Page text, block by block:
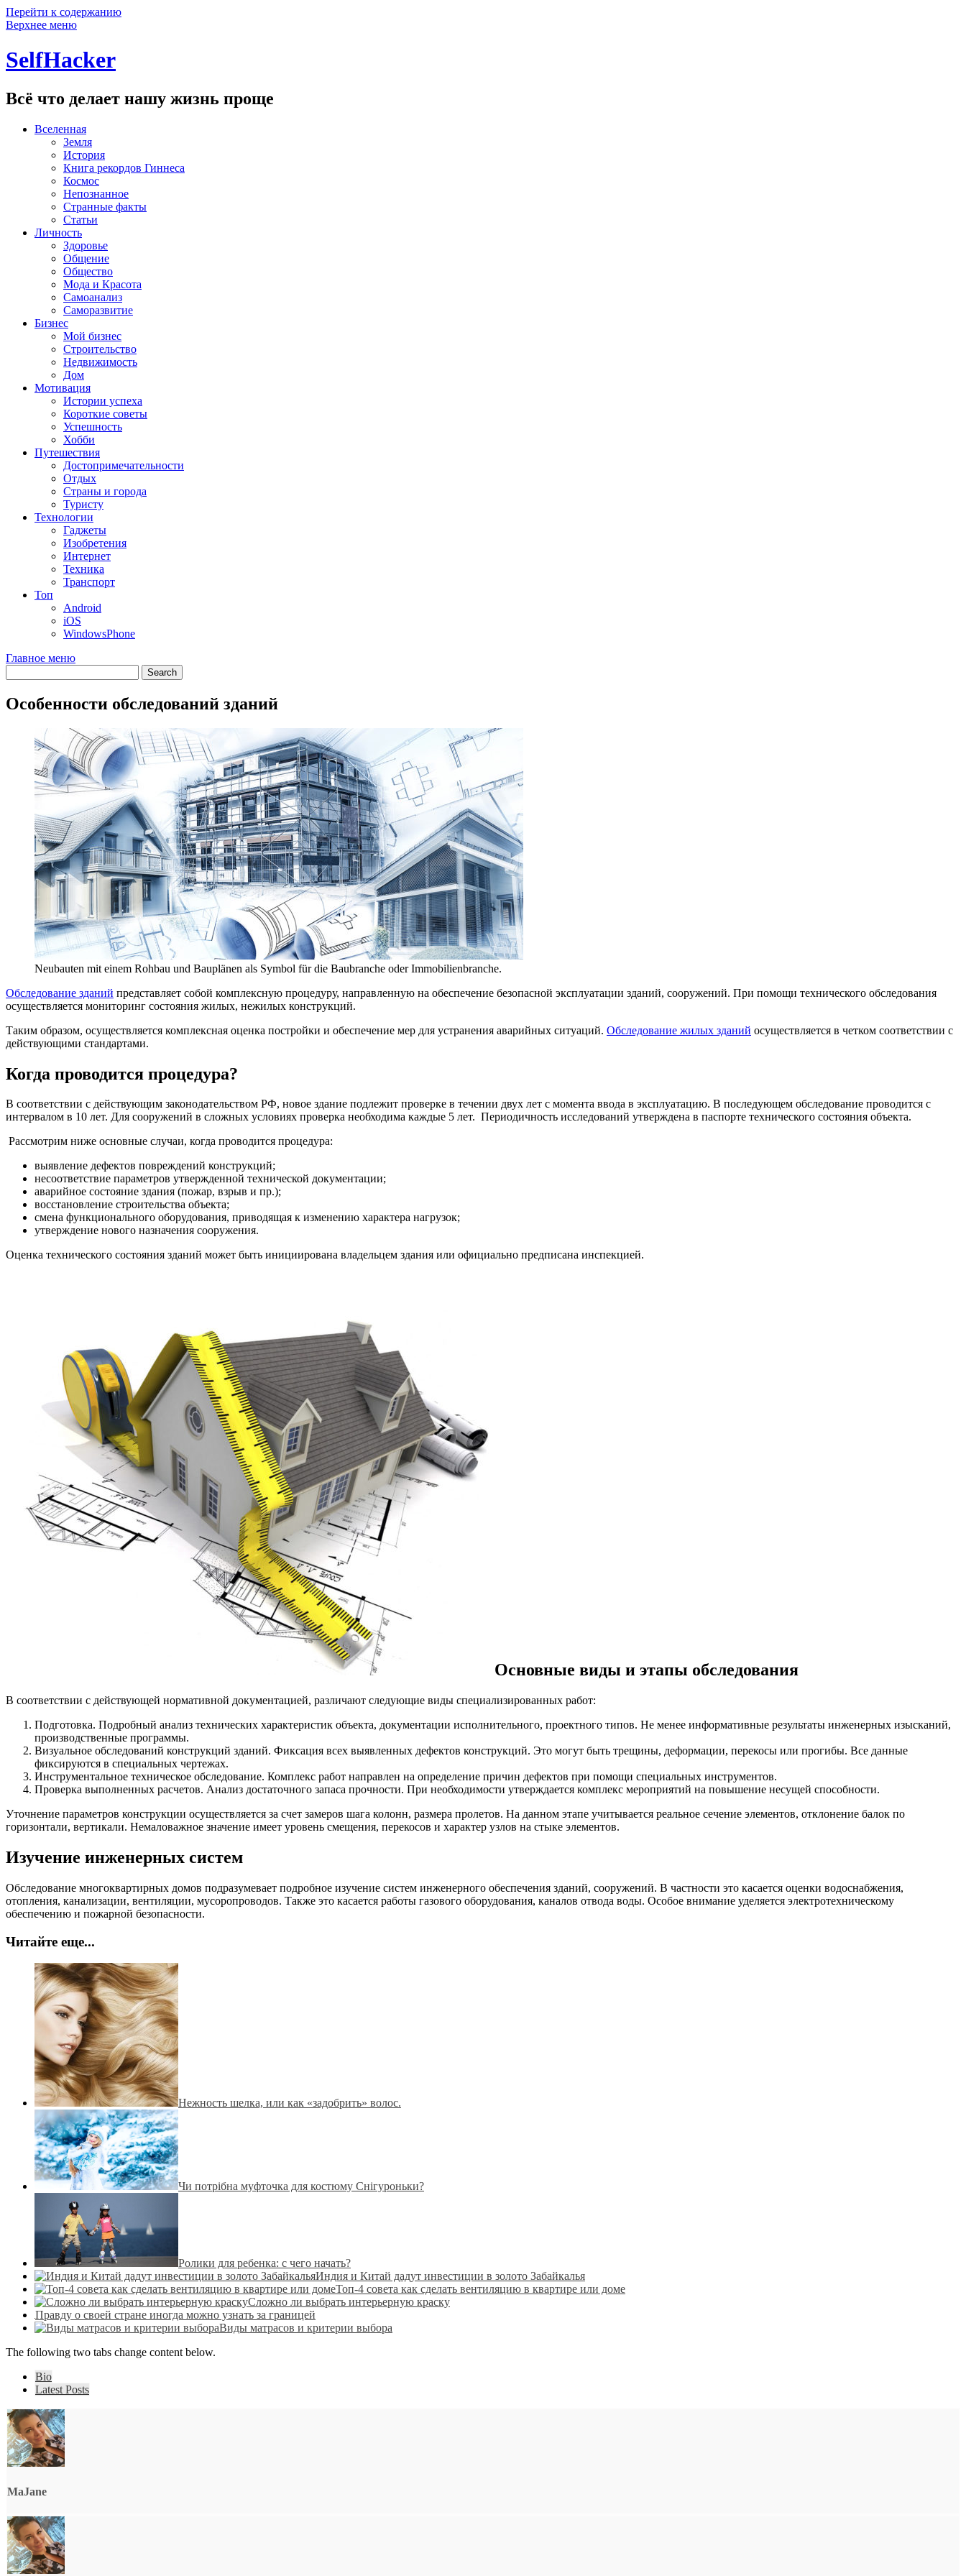
Перейти к содержанию
Верхнее меню
SelfHacker
Всё что делает нашу жизнь проще
Вселенная
Земля
История
Книга рекордов Гиннеса
Космос
Непознанное
Странные факты
Статьи
Личность
Здоровье
Общение
Общество
Мода и Красота
Самоанализ
Саморазвитие
Бизнес
Мой бизнес
Строительство
Недвижимость
Дом
Мотивация
Истории успеха
Короткие советы
Успешность
Хобби
Путешествия
Достопримечательности
Отдых
Страны и города
Туристу
Технологии
Гаджеты
Изобретения
Интернет
Техника
Транспорт
Топ
Android
iOS
WindowsPhone
Главное меню
Особенности обследований зданий
Neubauten mit einem Rohbau und Bauplänen als Symbol für die Baubranche oder Immobilienbranche.
Обследование зданий представляет собой комплексную процедуру, направленную на обеспечение безопасной эксплуатации зданий, сооружений. При помощи технического обследования
осуществляется мониторинг состояния жилых, нежилых конструкций.
Таким образом, осуществляется комплексная оценка постройки и обеспечение мер для устранения аварийных ситуаций. Обследование жилых зданий осуществляется в четком соответствии с
действующими стандартами.
Когда проводится процедура?
В соответствии с действующим законодательством РФ, новое здание подлежит проверке в течении двух лет с момента ввода в эксплуатацию. В последующем обследование проводится с
интервалом в 10 лет. Для сооружений в сложных условиях проверка необходима каждые 5 лет. Периодичность исследований утверждена в паспорте технического состояния объекта.
Рассмотрим ниже основные случаи, когда проводится процедура:
выявление дефектов повреждений конструкций;
несоответствие параметров утвержденной технической документации;
аварийное состояние здания (пожар, взрыв и пр.);
восстановление строительства объекта;
смена функционального оборудования, приводящая к изменению характера нагрузок;
утверждение нового назначения сооружения.
Оценка технического состояния зданий может быть инициирована владельцем здания или официально предписана инспекцией.
Основные виды и этапы обследования
В соответствии с действующей нормативной документацией, различают следующие виды специализированных работ:
Подготовка. Подробный анализ технических характеристик объекта, документации исполнительного, проектного типов. Не менее информативные результаты инженерных изысканий,
производственные программы.
Визуальное обследований конструкций зданий. Фиксация всех выявленных дефектов конструкций. Это могут быть трещины, деформации, перекосы или прогибы. Все данные
фиксируются в специальных чертежах.
Инструментальное техническое обследование. Комплекс работ направлен на определение причин дефектов при помощи специальных инструментов.
Проверка выполненных расчетов. Анализ достаточного запаса прочности. При необходимости утверждается комплекс мероприятий на повышение несущей способности.
Уточнение параметров конструкции осуществляется за счет замеров шага колонн, размера пролетов. На данном этапе учитывается реальное сечение элементов, отклонение балок по
горизонтали, вертикали. Немаловажное значение имеет уровень смещения, перекосов и характер узлов на стыке элементов.
Изучение инженерных систем
Обследование многоквартирных домов подразумевает подробное изучение систем инженерного обеспечения зданий, сооружений. В частности это касается оценки водоснабжения,
отопления, канализации, вентиляции, мусоропроводов. Также это касается работы газового оборудования, каналов отвода воды. Особое внимание уделяется электротехническому
обеспечению и пожарной безопасности.
Читайте еще...
Нежность шелка, или как «задобрить» волос.
Чи потрібна муфточка для костюму Снігуроньки?
Ролики для ребенка: с чего начать?
Индия и Китай дадут инвестиции в золото Забайкалья
Топ-4 совета как сделать вентиляцию в квартире или доме
Сложно ли выбрать интерьерную краску
Правду о своей стране иногда можно узнать за границей
Виды матрасов и критерии выбора
The following two tabs change content below.
Bio
Latest Posts
MaJane